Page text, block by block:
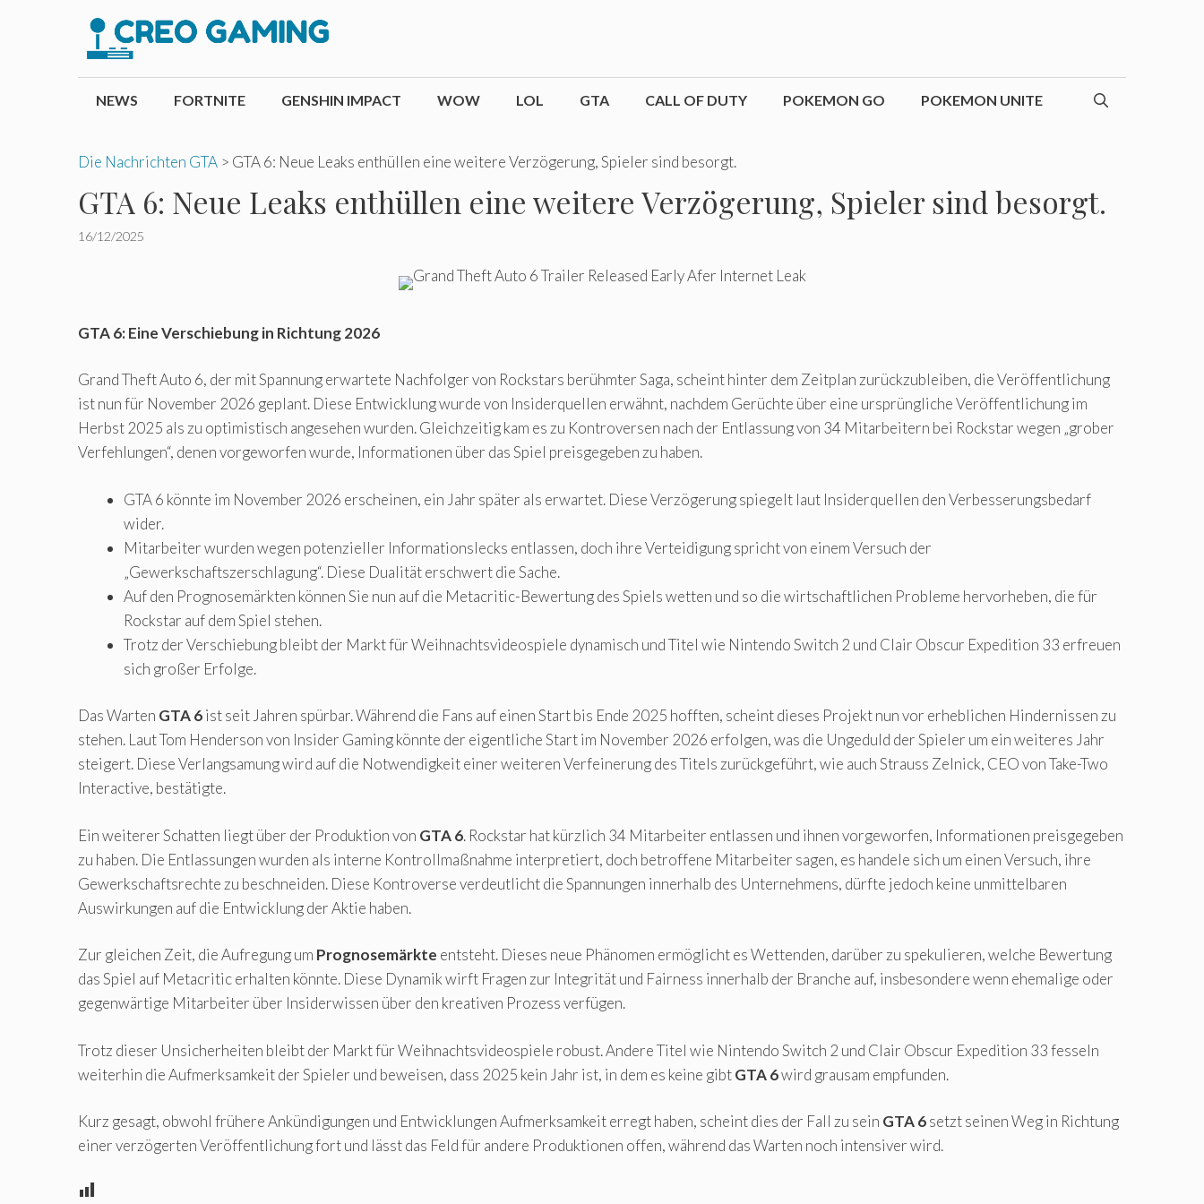
NEWS FORTNITE GENSHIN IMPACT WOW LOL GTA CALL OF DUTY POKEMON GO POKEMON UNITE
Die Nachrichten GTA > GTA 6: Neue Leaks enthüllen eine weitere Verzögerung, Spieler sind besorgt.
GTA 6: Neue Leaks enthüllen eine weitere Verzögerung, Spieler sind besorgt.
16/12/2025
GTA 6: Eine Verschiebung in Richtung 2026
Grand Theft Auto 6, der mit Spannung erwartete Nachfolger von Rockstars berühmter Saga, scheint hinter dem Zeitplan zurückzubleiben, die Veröffentlichung
ist nun für November 2026 geplant. Diese Entwicklung wurde von Insiderquellen erwähnt, nachdem Gerüchte über eine ursprüngliche Veröffentlichung im
Herbst 2025 als zu optimistisch angesehen wurden. Gleichzeitig kam es zu Kontroversen nach der Entlassung von 34 Mitarbeitern bei Rockstar wegen „grober
Verfehlungen“, denen vorgeworfen wurde, Informationen über das Spiel preisgegeben zu haben.
GTA 6 könnte im November 2026 erscheinen, ein Jahr später als erwartet. Diese Verzögerung spiegelt laut Insiderquellen den Verbesserungsbedarf
wider.
Mitarbeiter wurden wegen potenzieller Informationslecks entlassen, doch ihre Verteidigung spricht von einem Versuch der
„Gewerkschaftszerschlagung“. Diese Dualität erschwert die Sache.
Auf den Prognosemärkten können Sie nun auf die Metacritic-Bewertung des Spiels wetten und so die wirtschaftlichen Probleme hervorheben, die für
Rockstar auf dem Spiel stehen.
Trotz der Verschiebung bleibt der Markt für Weihnachtsvideospiele dynamisch und Titel wie Nintendo Switch 2 und Clair Obscur Expedition 33 erfreuen
sich großer Erfolge.
Das Warten GTA 6ist seit Jahren spürbar. Während die Fans auf einen Start bis Ende 2025 hofften, scheint dieses Projekt nun vor erheblichen Hindernissen zu
stehen. Laut Tom Henderson von Insider Gaming könnte der eigentliche Start im November 2026 erfolgen, was die Ungeduld der Spieler um ein weiteres Jahr
steigert. Diese Verlangsamung wird auf die Notwendigkeit einer weiteren Verfeinerung des Titels zurückgeführt, wie auch Strauss Zelnick, CEO von Take-Two
Interactive, bestätigte.
Ein weiterer Schatten liegt über der Produktion von GTA 6. Rockstar hat kürzlich 34 Mitarbeiter entlassen und ihnen vorgeworfen, Informationen preisgegeben
zu haben. Die Entlassungen wurden als interne Kontrollmaßnahme interpretiert, doch betroffene Mitarbeiter sagen, es handele sich um einen Versuch, ihre
Gewerkschaftsrechte zu beschneiden. Diese Kontroverse verdeutlicht die Spannungen innerhalb des Unternehmens, dürfte jedoch keine unmittelbaren
Auswirkungen auf die Entwicklung der Aktie haben.
Zur gleichen Zeit, die Aufregung um Prognosemärkte entsteht. Dieses neue Phänomen ermöglicht es Wettenden, darüber zu spekulieren, welche Bewertung
das Spiel auf Metacritic erhalten könnte. Diese Dynamik wirft Fragen zur Integrität und Fairness innerhalb der Branche auf, insbesondere wenn ehemalige oder
gegenwärtige Mitarbeiter über Insiderwissen über den kreativen Prozess verfügen.
Trotz dieser Unsicherheiten bleibt der Markt für Weihnachtsvideospiele robust. Andere Titel wie Nintendo Switch 2 und Clair Obscur Expedition 33 fesseln
weiterhin die Aufmerksamkeit der Spieler und beweisen, dass 2025 kein Jahr ist, in dem es keine gibtGTA 6wird grausam empfunden.
Kurz gesagt, obwohl frühere Ankündigungen und Entwicklungen Aufmerksamkeit erregt haben, scheint dies der Fall zu sein GTA 6setzt seinen Weg in Richtung
einer verzögerten Veröffentlichung fort und lässt das Feld für andere Produktionen offen, während das Warten noch intensiver wird.